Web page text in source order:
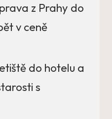
z Prahy do
v ceně
do hotelu a
s